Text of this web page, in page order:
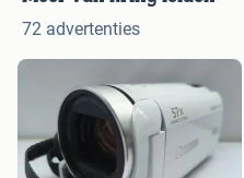
72 advertenties